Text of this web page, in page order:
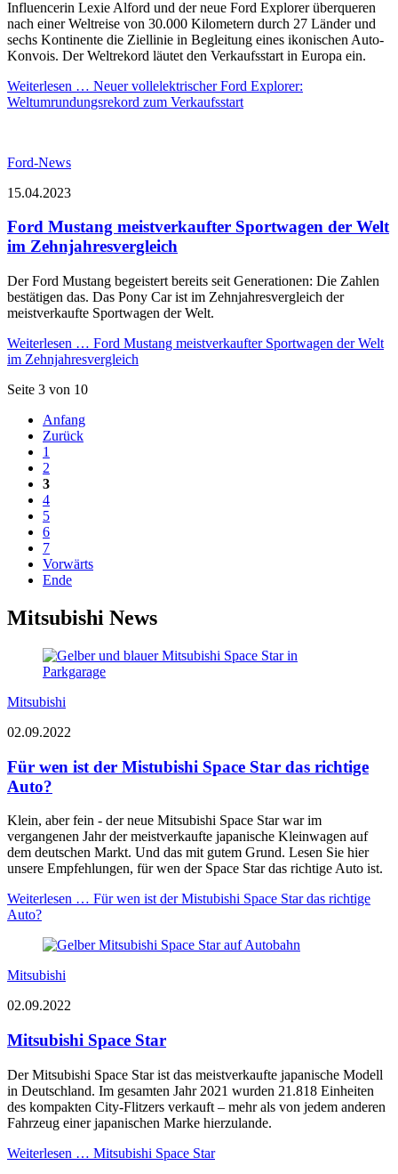
Influencerin Lexie Alford und der neue Ford Explorer überqueren
nach einer Weltreise von 30.000 Kilometern durch 27 Länder und
sechs Kontinente die Ziellinie in Begleitung eines ikonischen Auto-
Konvois. Der Weltrekord läutet den Verkaufsstart in Europa ein.
Weiterlesen … Neuer vollelektrischer Ford Explorer:
Weltumrundungsrekord zum Verkaufsstart
Ford-News
15.04.2023
Ford Mustang meistverkaufter Sportwagen der Welt
im Zehnjahresvergleich
Der Ford Mustang begeistert bereits seit Generationen: Die Zahlen
bestätigen das. Das Pony Car ist im Zehnjahresvergleich der
meistverkaufte Sportwagen der Welt.
Weiterlesen … Ford Mustang meistverkaufter Sportwagen der Welt
im Zehnjahresvergleich
Seite 3 von 10
Anfang
Zurück
1
2
3
4
5
6
7
Vorwärts
Ende
Mitsubishi News
Mitsubishi
02.09.2022
Für wen ist der Mistubishi Space Star das richtige
Auto?
Klein, aber fein - der neue Mitsubishi Space Star war im
vergangenen Jahr der meistverkaufte japanische Kleinwagen auf
dem deutschen Markt. Und das mit gutem Grund. Lesen Sie hier
unsere Empfehlungen, für wen der Space Star das richtige Auto ist.
Weiterlesen … Für wen ist der Mistubishi Space Star das richtige
Auto?
Mitsubishi
02.09.2022
Mitsubishi Space Star
Der Mitsubishi Space Star ist das meistverkaufte japanische Modell
in Deutschland. Im gesamten Jahr 2021 wurden 21.818 Einheiten
des kompakten City-Flitzers verkauft – mehr als von jedem anderen
Fahrzeug einer japanischen Marke hierzulande.
Weiterlesen … Mitsubishi Space Star